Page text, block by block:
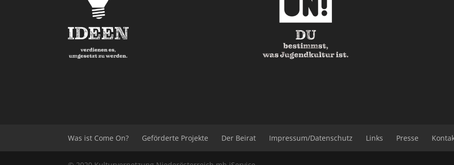
Was ist Come On? Geförderte Projekte Der Beirat Impressum/Datenschutz Links Presse